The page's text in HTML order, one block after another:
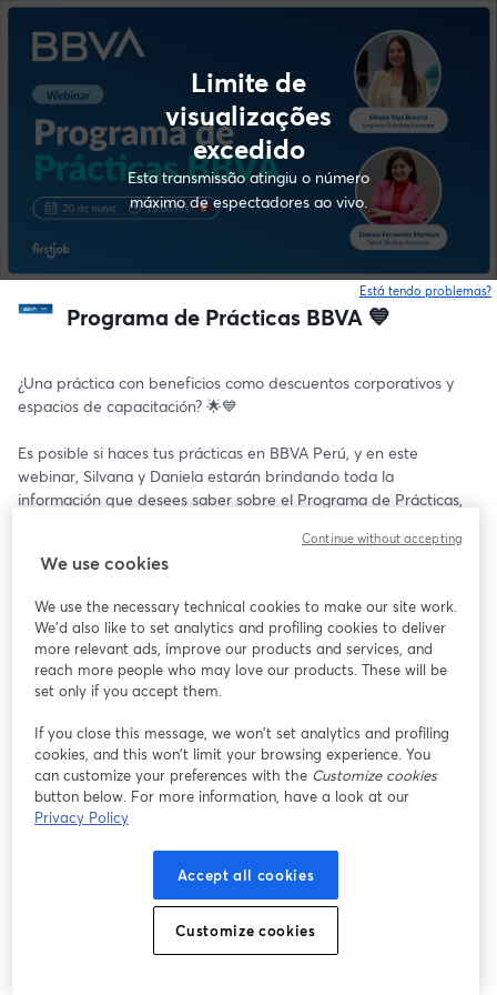
Limite de
visualizações
excedido
Esta transmissão atingiu o número
máximo de espectadores ao vivo.
Está tendo problemas?
Programa de Prácticas BBVA 💙
¿Una práctica con beneficios como descuentos corporativos y
espacios de capacitación? 🌟💙
Es posible si haces tus prácticas en BBVA Perú, y en este
webinar, Silvana y Daniela estarán brindando toda la
información que desees saber sobre el Programa de Prácticas,
🗓️ 20 de mayo
¡Te Esperamos!
We use cookies
We use the necessary technical cookies to make our site work.
We'd also like to set analytics and profiling cookies to deliver
more relevant ads, improve our products and services, and
reach more people who may love our products. These will be
set only if you accept them.
If you close this message, we won’t set analytics and profiling
cookies, and this won’t limit your browsing experience. You
can customize your preferences with the Customize cookies
button below. For more information, have a look at our
Privacy Policy
Accept all cookies
Customize cookies
Continue without accepting